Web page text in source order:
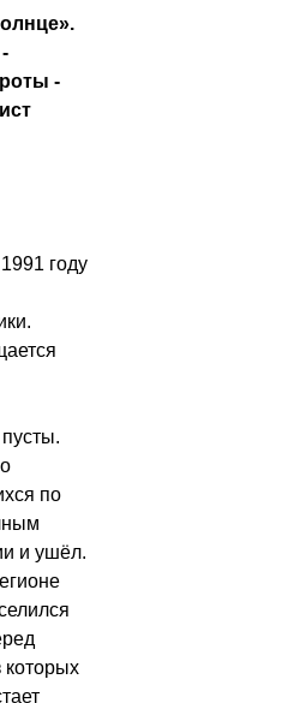
-
году
по
и ушёл.
которых